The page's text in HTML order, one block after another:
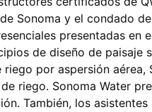
Sonoma y el condado
presentadas en
de diseño de paisaje
por aspersión
riego. Sonoma Water
También, los